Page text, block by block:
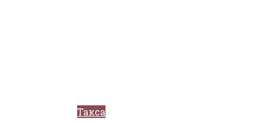
Такса